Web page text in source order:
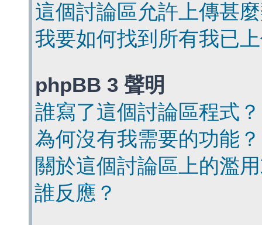
這個討論區允許上傳甚
我要如何找到所有我已
phpBB 3 聲明
誰寫了這個討論區程式？
為何沒有我需要的功能？
關於這個討論區上的濫
誰反應？